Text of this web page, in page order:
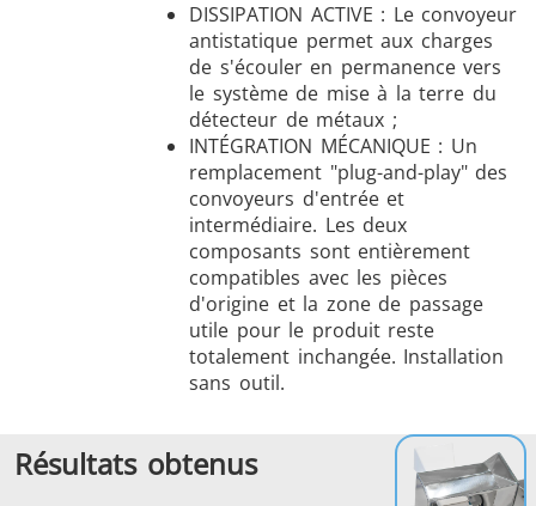
DISSIPATION ACTIVE : Le convoyeur
antistatique permet aux charges
de s'écouler en permanence vers
le système de mise à la terre du
détecteur de métaux ;
INTÉGRATION MÉCANIQUE : Un
remplacement "plug-and-play" des
convoyeurs d'entrée et
intermédiaire. Les deux
composants sont entièrement
compatibles avec les pièces
d'origine et la zone de passage
utile pour le produit reste
totalement inchangée. Installation
sans outil.
Résultats obtenus